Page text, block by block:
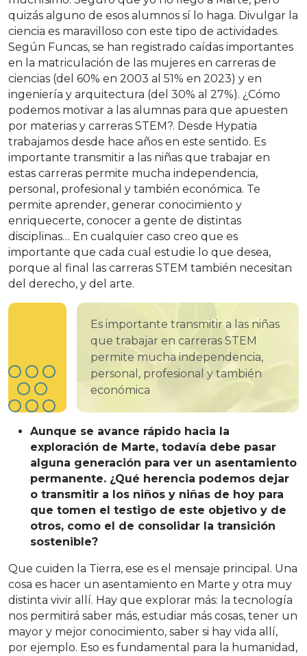
quizás alguno de esos alumnos sí lo haga. Divulgar la
ciencia es maravilloso con este tipo de actividades.
Según Funcas, se han registrado caídas importantes
en la matriculación de las mujeres en carreras de
ciencias (del 60% en 2003 al 51% en 2023) y en
ingeniería y arquitectura (del 30% al 27%). ¿Cómo
podemos motivar a las alumnas para que apuesten
por materias y carreras STEM?. Desde Hypatia
trabajamos desde hace años en este sentido. Es
importante transmitir a las niñas que trabajar en
estas carreras permite mucha independencia,
personal, profesional y también económica. Te
permite aprender, generar conocimiento y
enriquecerte, conocer a gente de distintas
disciplinas… En cualquier caso creo que es
importante que cada cual estudie lo que desea,
porque al final las carreras STEM también necesitan
del derecho, y del arte.
Es importante transmitir a las niñas
que trabajar en carreras STEM
permite mucha independencia,
personal, profesional y también
económica
Aunque se avance rápido hacia la
exploración de Marte, todavía debe pasar
alguna generación para ver un asentamiento
permanente. ¿Qué herencia podemos dejar
o transmitir a los niños y niñas de hoy para
que tomen el testigo de este objetivo y de
otros, como el de consolidar la transición
sostenible?
Que cuiden la Tierra, ese es el mensaje principal. Una
cosa es hacer un asentamiento en Marte y otra muy
distinta vivir allí. Hay que explorar más: la tecnología
nos permitirá saber más, estudiar más cosas, tener un
mayor y mejor conocimiento, saber si hay vida allí,
por ejemplo. Eso es fundamental para la humanidad,